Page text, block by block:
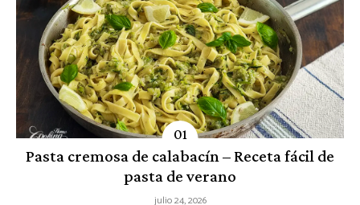
Pasta cremosa de calabacín – Receta fácil de
pasta de verano
julio 24, 2026